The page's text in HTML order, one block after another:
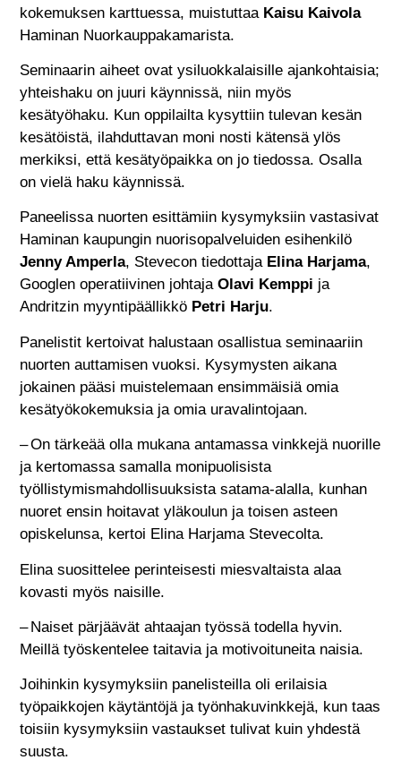
kokemuksen karttuessa, muistuttaa Kaisu Kaivola
Haminan Nuorkauppakamarista.
Seminaarin aiheet ovat ysiluokkalaisille ajankohtaisia;
yhteishaku on juuri käynnissä, niin myös
kesätyöhaku. Kun oppilailta kysyttiin tulevan kesän
kesätöistä, ilahduttavan moni nosti kätensä ylös
merkiksi, että kesätyöpaikka on jo tiedossa. Osalla
on vielä haku käynnissä.
Paneelissa nuorten esittämiin kysymyksiin vastasivat
Haminan kaupungin nuorisopalveluiden esihenkilö
Jenny Amperla, Stevecon tiedottajaElina Harjama,
Googlen operatiivinen johtajaOlavi Kemppi ja
Andritzin myyntipäällikkö Petri Harju.
Panelistit kertoivat halustaan osallistua seminaariin
nuorten auttamisen vuoksi. Kysymysten aikana
jokainen pääsi muistelemaan ensimmäisiä omia
kesätyökokemuksia ja omia uravalintojaan.
– On tärkeää olla mukana antamassa vinkkejä nuorille
ja kertomassa samalla monipuolisista
työllistymismahdollisuuksista satama-alalla, kunhan
nuoret ensin hoitavat yläkoulun ja toisen asteen
opiskelunsa, kertoi Elina Harjama Stevecolta.
Elina suosittelee perinteisesti miesvaltaista alaa
kovasti myös naisille.
– Naiset pärjäävät ahtaajan työssä todella hyvin.
Meillä työskentelee taitavia ja motivoituneita naisia.
Joihinkin kysymyksiin panelisteilla oli erilaisia
työpaikkojen käytäntöjä ja työnhakuvinkkejä, kun taas
toisiin kysymyksiin vastaukset tulivat kuin yhdestä
suusta.